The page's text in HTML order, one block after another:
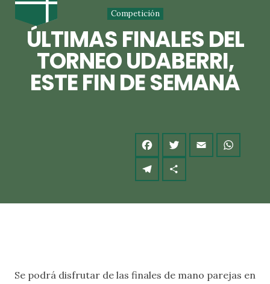
Competición
ÚLTIMAS FINALES DEL
TORNEO UDABERRI,
ESTE FIN DE SEMANA
Se podrá disfrutar de las finales de mano parejas en